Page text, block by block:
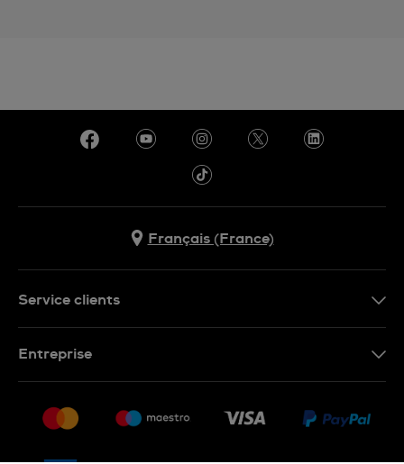
Français (France)
Service clients
Retour
Entreprise
Nous rejoindre